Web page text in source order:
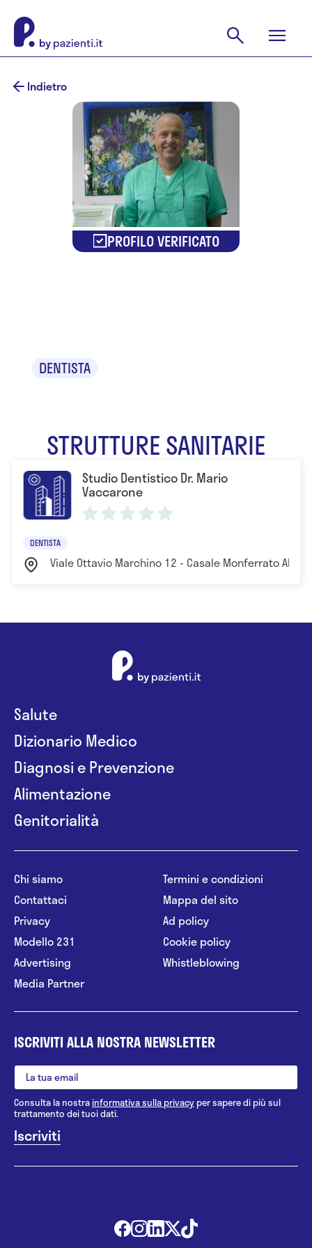
Indietro
PROFILO VERIFICATO
DENTISTA
STRUTTURE SANITARIE
Studio Dentistico Dr. Mario
Vaccarone
DENTISTA
Viale Ottavio Marchino 12 - Casale Monferrato
Salute
Dizionario Medico
Diagnosi e Prevenzione
Alimentazione
Genitorialità
Chi siamo
Contattaci
Privacy
Modello 231
Advertising
Media Partner
Termini e condizioni
Mappa del sito
Ad policy
Cookie policy
Whistleblowing
ISCRIVITI ALLA NOSTRA NEWSLETTER
Consulta la nostrainformativa sulla privacy per sapere di più sul
trattamento dei tuoi dati.